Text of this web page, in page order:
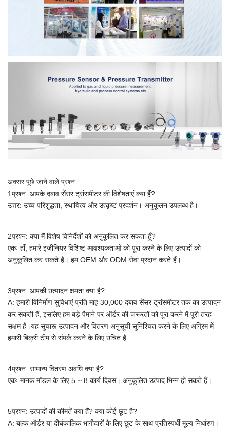
अक्सर पूछे जाने वाले प्रश्न:
1प्रश्न: आपके दबाव सेंसर ट्रांसमीटर की विशेषताएं क्या हैं?
उत्तर: उच्च परिशुद्धता, स्थायित्व और उत्कृष्ट प्रदर्शन। अनुकूलन उपलब्ध है।
2प्रश्न: क्या मैं विशेष विनिर्देशों को अनुकूलित कर सकता हूँ?
एकः हाँ, हमारे इंजीनियर विशिष्ट आवश्यकताओं को पूरा करने के लिए उत्पादों को
अनुकूलित कर सकते हैं। हम OEM और ODM सेवा प्रदान करते हैं।
3प्रश्न: आपकी उत्पादन क्षमता क्या है?
A: हमारी विनिर्माण सुविधाएं प्रति माह 30,000 दबाव सेंसर ट्रांसमीटर तक का उत्पादन
कर सकती हैं, इसलिए हम बड़े पैमाने पर ऑर्डर की जरूरतों को पूरा करने में पूरी तरह
सक्षम हैं।यह सुचारू उत्पादन और वितरण अनुसूची सुनिश्चित करने के लिए अग्रिम में
हमारी बिक्री टीम से संपर्क करने के लिए उचित है.
4प्रश्न: सामान्य वितरण अवधि क्या है?
एकः मानक मॉडल के लिए 5 ~ 8 कार्य दिवस। अनुकूलित उत्पाद भिन्न हो सकते हैं।
5प्रश्न: उत्पादों की कीमतें क्या हैं? क्या कोई छूट है?
A: बल्क ऑर्डर या दीर्घकालिक भागीदारों के लिए छूट के साथ प्रतिस्पर्धी मूल्य निर्धारण।